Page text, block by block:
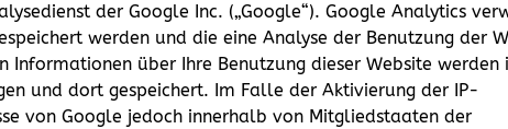
der Google Inc. („Google“). Google Analytics
werden und die eine Analyse der Benutzung der
Informationen über Ihre Benutzung dieser Website werden
und dort gespeichert. Im Falle der Aktivierung der IP-
von Google jedoch innerhalb von Mitgliedstaaten der